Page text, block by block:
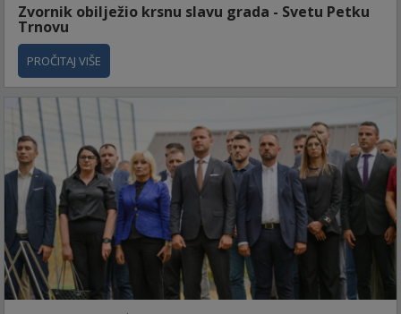
Zvornik obilježio krsnu slavu grada - Svetu Petku
Trnovu
PROČITAJ VIŠE